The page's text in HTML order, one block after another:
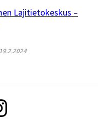
Lajitietokeskus –